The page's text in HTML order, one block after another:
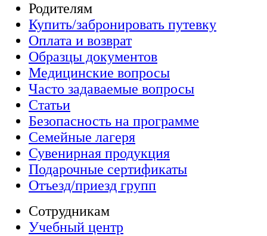
Родителям
Купить/забронировать путевку
Оплата и возврат
Образцы документов
Медицинские вопросы
Часто задаваемые вопросы
Статьи
Безопасность на программе
Семейные лагеря
Сувенирная продукция
Подарочные сертификаты
Отъезд/приезд групп
Сотрудникам
Учебный центр